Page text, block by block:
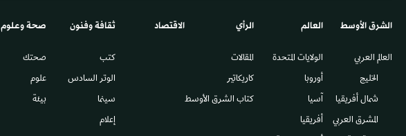
الشرق الأوسط​
العالم العربي
الخليج
شمال أفريقيا
المشرق العربي
العالم
الولايات المتحدة
أوروبا
آسيا
أفريقيا
الرأي
المقالات
كاريكاتير
كتاب الشرق الأوسط
الاقتصاد ثقافة وفنون
كتب
الوتر السادس​
سينما
إعلام
صحة وعلوم
صحتك
علوم
بيئة